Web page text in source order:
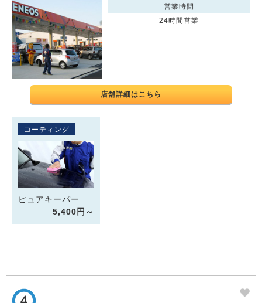
営業時間
24時間営業
店舗詳細はこちら
コーティング
ピュアキーパー
5,400円～